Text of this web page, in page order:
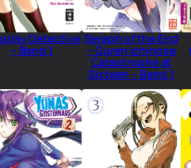
Detective
– Band 1
Seraph of the End
– Guren Ichinose
Catastrophe at
Sixteen – Band 1